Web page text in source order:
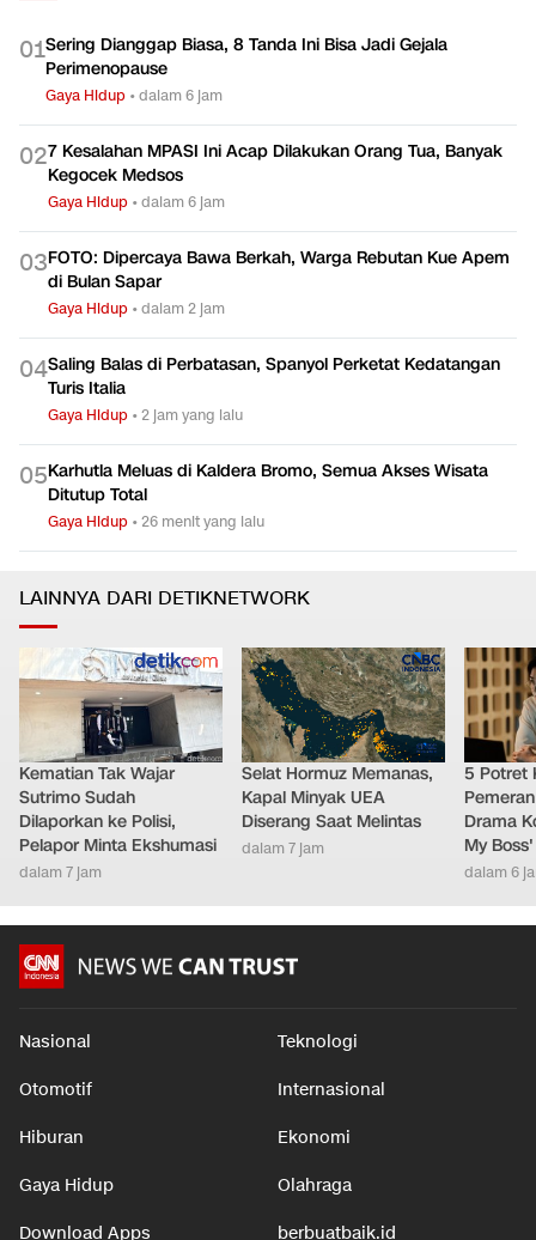
01Sering Dianggap Biasa, 8 Tanda Ini Bisa Jadi Gejala
Perimenopause
Gaya Hidup •dalam 6 jam
027 Kesalahan MPASI Ini Acap Dilakukan Orang Tua, Banyak
Kegocek Medsos
Gaya Hidup •dalam 6 jam
03FOTO: Dipercaya Bawa Berkah, Warga Rebutan Kue Apem
di Bulan Sapar
Gaya Hidup •dalam 2 jam
04Saling Balas di Perbatasan, Spanyol Perketat Kedatangan
Turis Italia
Gaya Hidup •2 jam yang lalu
05Karhutla Meluas di Kaldera Bromo, Semua Akses Wisata
Ditutup Total
Gaya Hidup •26 menit yang lalu
LAINNYA DARI DETIKNETWORK
Kematian Tak Wajar
Sutrimo Sudah
Dilaporkan ke Polisi,
Pelapor Minta Ekshumasi
dalam 7 jam
Selat Hormuz Memanas,
Kapal Minyak UEA
Diserang Saat Melintas
dalam 7 jam
5 Potret
Drama
My Boss'
dalam 6
Nasional Teknologi
Otomotif Internasional
Hiburan Ekonomi
Gaya Hidup Olahraga
Download Apps berbuatbaik.id